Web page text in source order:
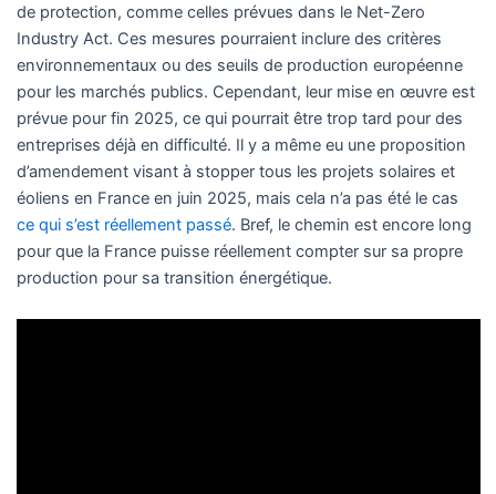
de protection, comme celles prévues dans le Net-Zero
Industry Act. Ces mesures pourraient inclure des critères
environnementaux ou des seuils de production européenne
pour les marchés publics. Cependant, leur mise en œuvre est
prévue pour fin 2025, ce qui pourrait être trop tard pour des
entreprises déjà en difficulté. Il y a même eu une proposition
d’amendement visant à stopper tous les projets solaires et
éoliens en France en juin 2025, mais cela n’a pas été le cas
ce qui s’est réellement passé. Bref, le chemin est encore long
pour que la France puisse réellement compter sur sa propre
production pour sa transition énergétique.